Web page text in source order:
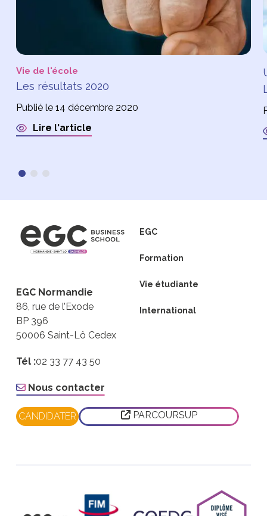
Vie de l'école
Les résultats 2020
Publié le 14 décembre 2020
Lire l'article
EGC Normandie
86, rue de l’Exode
BP 396
50006 Saint-Lô Cedex
Tél :02 33 77 43 50
Nous contacter
EGC
Formation
Vie étudiante
International
CANDIDATER PARCOURSUP